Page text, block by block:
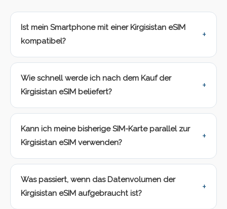
Ist mein Smartphone mit einer Kirgisistan eSIM
kompatibel?
Wie schnell werde ich nach dem Kauf der
Kirgisistan eSIM beliefert?
Kann ich meine bisherige SIM-Karte parallel zur
Kirgisistan eSIM verwenden?
Was passiert, wenn das Datenvolumen der
Kirgisistan eSIM aufgebraucht ist?